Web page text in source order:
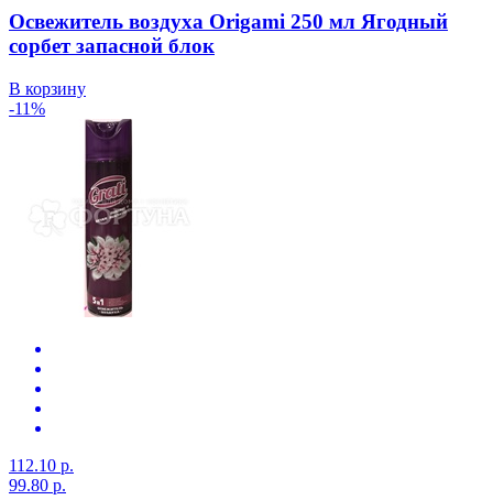
Освежитель воздуха Origami 250 мл Ягодный
сорбет запасной блок
В корзину
-11%
112.10 р.
99.80 р.